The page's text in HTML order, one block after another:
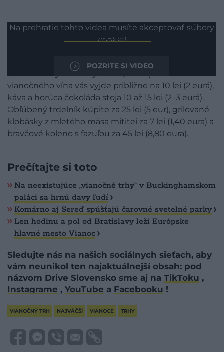
Na prehratie tohto videa musíte akceptovať súbory
cookie!
POZRITE SI VIDEO
Romania Experience
môžete vyskúšať za 20 až 30 lei (4–6 eur), jazda na
Santovom výťahu stojí 50 lei (10 eur). Pohár
vianočného vína vás vyjde približne na 10 lei (2 eurá),
káva a horúca čokoláda stoja 10 až 15 lei (2–3 eurá).
Obľúbený trdelník kúpite za 25 lei (5 eur), grilované
klobásky z mletého mäsa mititei za 7 lei (1,40 eura) a
bravčové koleno s fazuľou za 45 lei (8,80 eura).
Prečítajte si toto
Na neexistujúce „vianočné trhy“ v Buckinghamskom
paláci sa hrnú davy ľudí
Komárno aj Sereď spúšťajú čarovné svetelné parky
Len hodinu a pol od Bratislavy leží Európske
hlavné mesto Vianoc
Sledujte nás na našich sociálnych sieťach, aby
vám neunikol ten najaktuálnejší obsah: pod
názvom Drive Slovensko sme aj na TikToku ,
Instagrame , YouTube a Facebooku !
VIANOČNÝ TRH NAJVÄČŠÍ VIANOCE TRHY